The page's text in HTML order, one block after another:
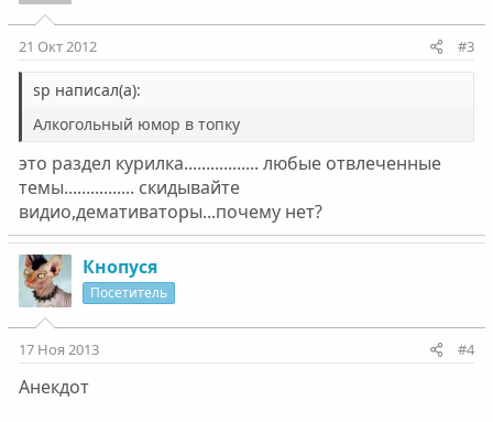
21 Окт 2012 #3
sp написал(а):
Алкогольный юмор в топку
это раздел курилка................. любые отвлеченные
темы................ скидывайте
видио,демативаторы...почему нет?
Кнопуся
Посетитель
17 Ноя 2013 #4
Анекдот